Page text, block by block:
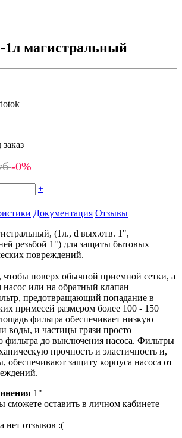
магистральный
-0%
+
Документация Отзывы
(1л., d вых.отв. 1",
резьбой 1") для защиты бытовых
повреждений.
чтобы поверх обычной приемной сетки, а
насос или на обратный клапан
предотвращающий попадание в
примесей размером более 100 - 150
фильтра обеспечивает низкую
воды, и частицы грязи просто
фильтра до выключения насоса. Фильтры
прочность и эластичность и,
обеспечивают защиту корпуса насоса от
1"
оставить в личном кабинете
нет отзывов :(